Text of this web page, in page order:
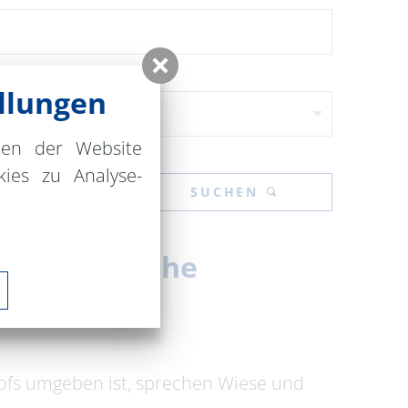
SUCHEN
Dorfkirche
umgeben ist, sprechen Wiese und
der Website
zu Analyse-